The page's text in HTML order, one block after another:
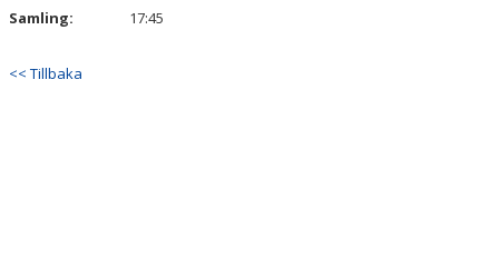
Samling:
17:45
<< Tillbaka